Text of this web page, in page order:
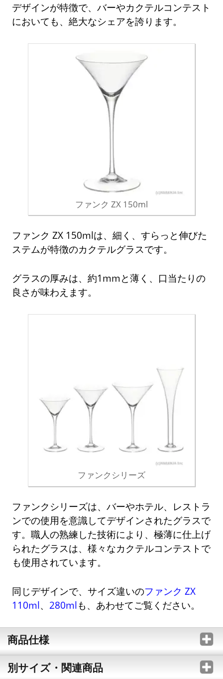
デザインが特徴で、バーやカクテルコンテスト
においても、絶大なシェアを誇ります。
ファンク ZX 150ml
ファンク ZX 150mlは、細く、すらっと伸びた
ステムが特徴のカクテルグラスです。
グラスの厚みは、約1mmと薄く、口当たりの
良さが味わえます。
ファンクシリーズ
ファンクシリーズは、バーやホテル、レストラ
ンでの使用を意識してデザインされたグラスで
す。職人の熟練した技術により、極薄に仕上げ
られたグラスは、様々なカクテルコンテストで
も使用されています。
同じデザインで、サイズ違いのファンク ZX
110ml、 280mlも、あわせてご覧ください。
商品仕様
別サイズ・関連商品